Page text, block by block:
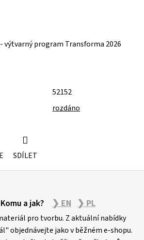
- výtvarný program Transforma 2026
52152
rozdáno
SDÍLET
a jak? ❯ EN ❯ PL
pro tvorbu. Z aktuální nabídky
objednávejte jako v běžném e-shopu.